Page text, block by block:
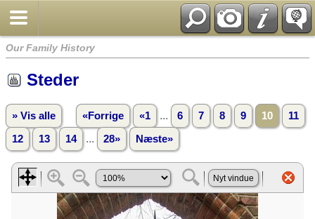
Our Family History
Steder
» Vis alle «Forrige «1 ... 6 7 8 9 10 11
12 13 14 ... 28» Næste»